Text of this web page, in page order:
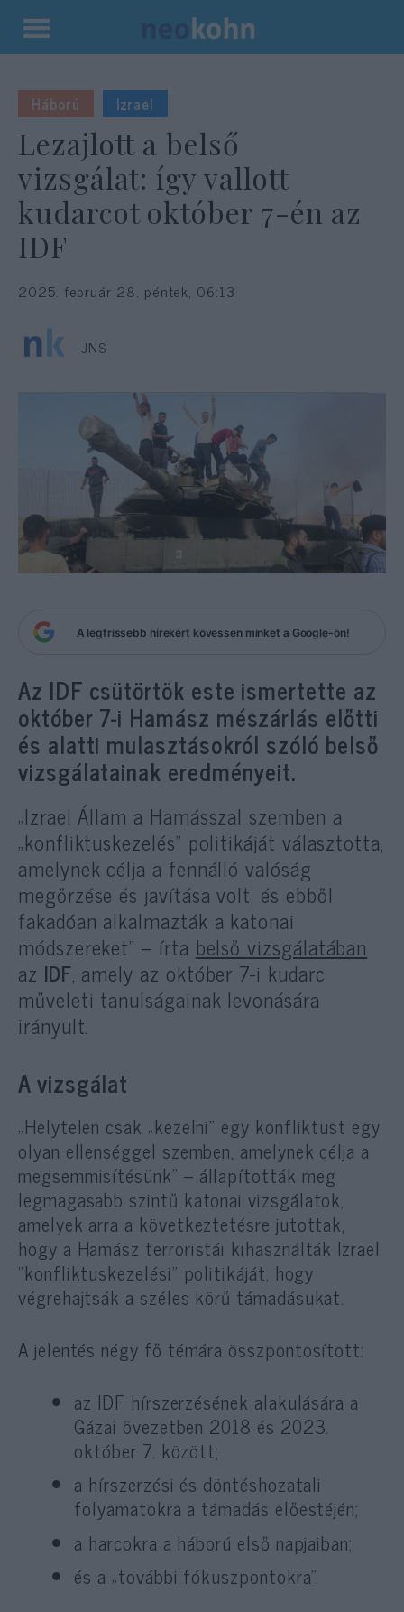
Kilépés
tartalomba
Háború Izrael
Lezajlott a belső
vizsgálat: így vallott
kudarcot október 7-én az
IDF
2025. február 28. péntek, 06:13
JNS
A legfrissebb hírekért kövessen minket a Google-ön!
Az IDF csütörtök este ismertette az
október 7-i Hamász mészárlás előtti
és alatti mulasztásokról szóló belső
vizsgálatainak eredményeit.
„Izrael Állam a Hamásszal szemben a
„konfliktuskezelés” politikáját választotta,
amelynek célja a fennálló valóság
megőrzése és javítása volt, és ebből
fakadóan alkalmazták a katonai
módszereket” – írta belső vizsgálatában
az IDF, amely az október 7-i kudarc
műveleti tanulságainak levonására
irányult.
A vizsgálat
„Helytelen csak „kezelni” egy konfliktust egy
olyan ellenséggel szemben, amelynek célja a
megsemmisítésünk” – állapították meg
legmagasabb szintű katonai vizsgálatok,
amelyek arra a következtetésre jutottak,
hogy a Hamász terroristái kihasználták Izrael
“konfliktuskezelési” politikáját, hogy
végrehajtsák a széles körű támadásukat.
A jelentés négy fő témára összpontosított:
az IDF hírszerzésének alakulására a
Gázai övezetben 2018 és 2023.
október 7. között;
a hírszerzési és döntéshozatali
folyamatokra a támadás előestéjén;
a harcokra a háború első napjaiban;
és a „további fókuszpontokra”.